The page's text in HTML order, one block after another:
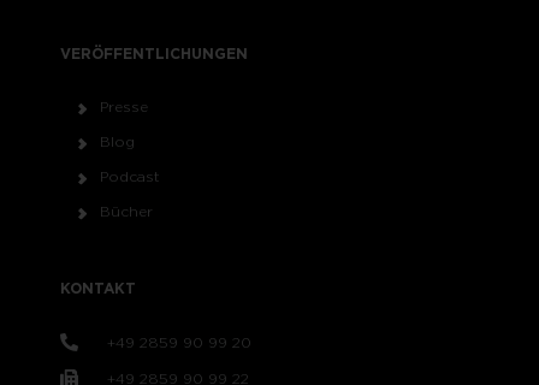
VERÖFFENTLICHUNGEN
Presse
Blog
Podcast
Bücher
KONTAKT
+49 2859 90 99 20
+49 2859 90 99 22